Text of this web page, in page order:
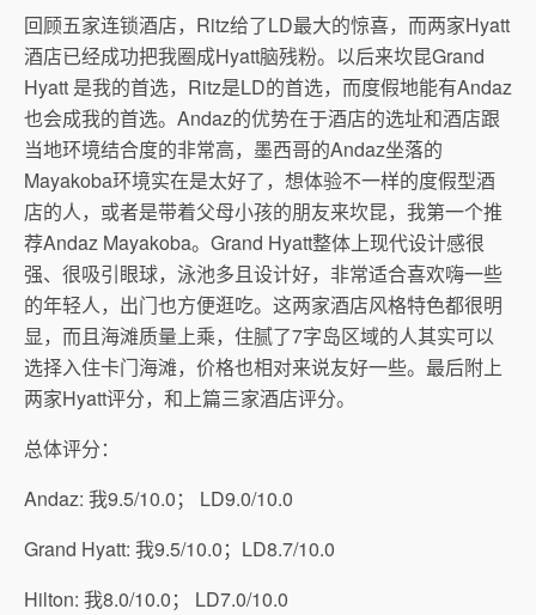
回顾五家连锁酒店，Ritz给了LD最大的惊喜，而两家Hyatt
酒店已经成功把我圈成Hyatt脑残粉。以后来坎昆Grand
Hyatt 是我的首选，Ritz是LD的首选，而度假地能有Andaz
也会成我的首选。Andaz的优势在于酒店的选址和酒店跟
当地环境结合度的非常高，墨西哥的Andaz坐落的
Mayakoba环境实在是太好了，想体验不一样的度假型酒
店的人，或者是带着父母小孩的朋友来坎昆，我第一个推
荐Andaz Mayakoba。Grand Hyatt整体上现代设计感很
强、很吸引眼球，泳池多且设计好，非常适合喜欢嗨一些
的年轻人，出门也方便逛吃。这两家酒店风格特色都很明
显，而且海滩质量上乘，住腻了7字岛区域的人其实可以
选择入住卡门海滩，价格也相对来说友好一些。最后附上
两家Hyatt评分，和上篇三家酒店评分。
总体评分：
Andaz: 我9.5/10.0； LD9.0/10.0
Grand Hyatt: 我9.5/10.0；LD8.7/10.0
Hilton: 我8.0/10.0； LD7.0/10.0